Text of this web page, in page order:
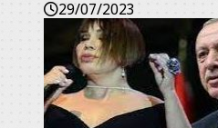
29/07/2023